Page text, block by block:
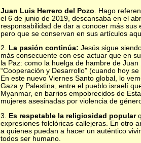
Juan Luis Herrero del Pozo . Hago
el 6 de junio de 2019, descansaba en el
responsabilidad de dar a conocer más sus
pero que se conservan en sus artículos
2. La pasión continúa: Jesús sigue
más consecuente con ese actuar que en
la Paz: como la huelga de hambre de
“Cooperación y Desarrollo” (cuando hoy
En este nuevo Viernes Santo global, lo
Gaza y Palestina, entre el pueblo israelí
Myanmar, en barrios empobrecidos de
mujeres asesinadas por violencia de
3. Es respetable la religiosidad popular
expresiones folclóricas callejeras. En otro
a quienes puedan a hacer un auténtico
todos ser humano.